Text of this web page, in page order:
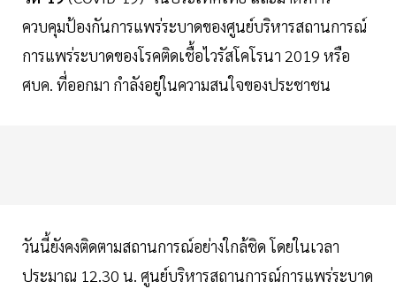
ควบคุมป้องกันการแพร่ระบาดของศูนย์บริหารสถานการณ์
การแพร่ระบาดของโรคติดเชื้อไวรัสโคโรนา 2019 หรือ
ศบค. ที่ออกมา กำลังอยู่ในความสนใจของประชาชน
วันนี้ยังคงติดตามสถานการณ์อย่างใกล้ชิด โดยในเวลา
ประมาณ 12.30 น. ศูนย์บริหารสถานการณ์การแพร่ระบาด